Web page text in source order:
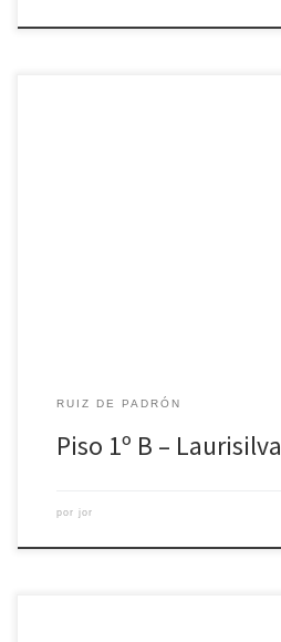
RUIZ DE PADRÓN
Piso 1º B – Laurisilva
por jor